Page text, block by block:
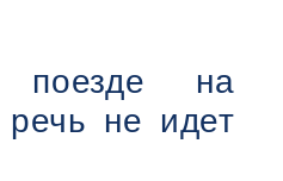
на
речь не идет